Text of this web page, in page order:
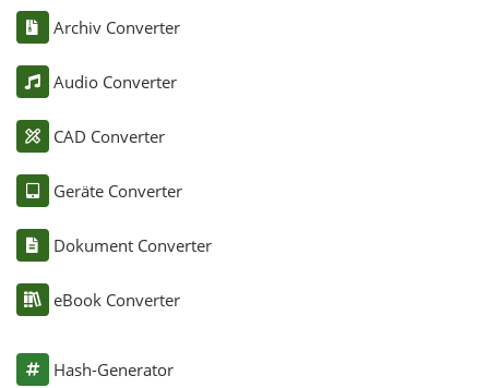
Archiv Converter
Audio Converter
CAD Converter
Geräte Converter
Dokument Converter
eBook Converter
Hash-Generator